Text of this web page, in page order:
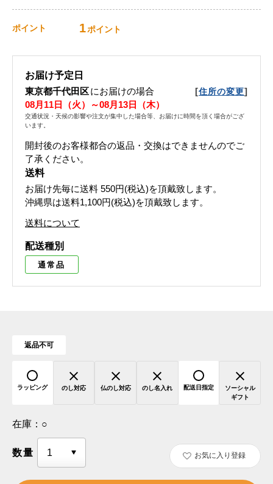
ポイント 1ポイント
お届け予定日
東京都千代田区にお届けの場合 [住所の変更]
08月11日（火）～08月13日（木）
交通状況・天候の影響や注文が集中した場合等、お届けに時間を頂く場合がござ
います。
開封後のお客様都合の返品・交換はできませんのでご
了承ください。
送料
お届け先毎に送料 550円(税込)を頂戴致します。
沖縄県は送料1,100円(税込)を頂戴致します。
送料について
配送種別
通常品
返品不可
ラッピング のし対応 仏のし対応 のし名入れ 配送日指定
ソーシャル
ギフト
在庫： ○
数量 お気に入り登録